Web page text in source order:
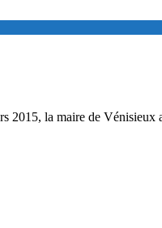
2015, la maire de